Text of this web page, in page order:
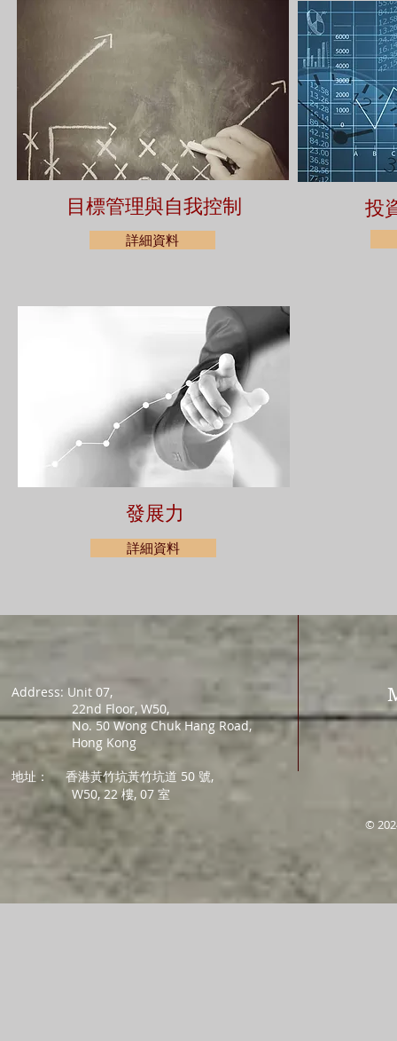
目標管理與自我控制
詳細資料
投
發展力
詳細資料
Address: Unit 07,
22nd Floor, W50,
No. 50 Wong Chuk Hang Road,
Hong Kong
地址：
香港黃竹坑黃竹坑道 50 號,
W50, 22 樓, 07 室
©